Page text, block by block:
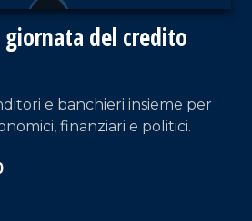
giornata del credito
e banchieri insieme per
finanziari e politici.